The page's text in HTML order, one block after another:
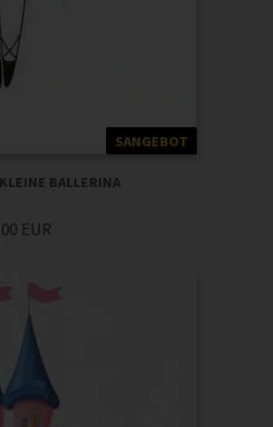
SANGEBOT
BALLERINA
EUR